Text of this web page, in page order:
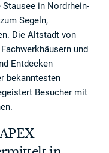
in Nordrhein-
Segeln,
Die Altstadt von
und
Entdecken
bekanntesten
Besucher mit